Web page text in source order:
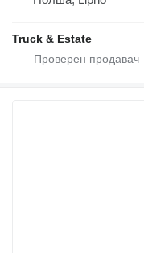
Truck & Estate